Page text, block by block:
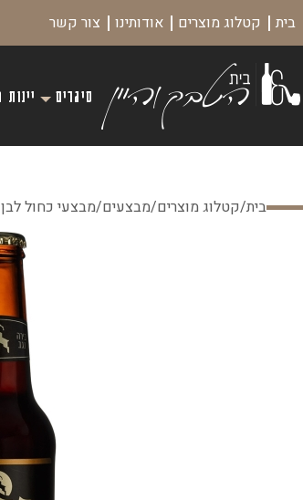
בית קטלוג מוצרים אודותינו צור קשר
סיגרים
בית/קטלוג מוצרים/מבצעים/מבצעי כחול לבן